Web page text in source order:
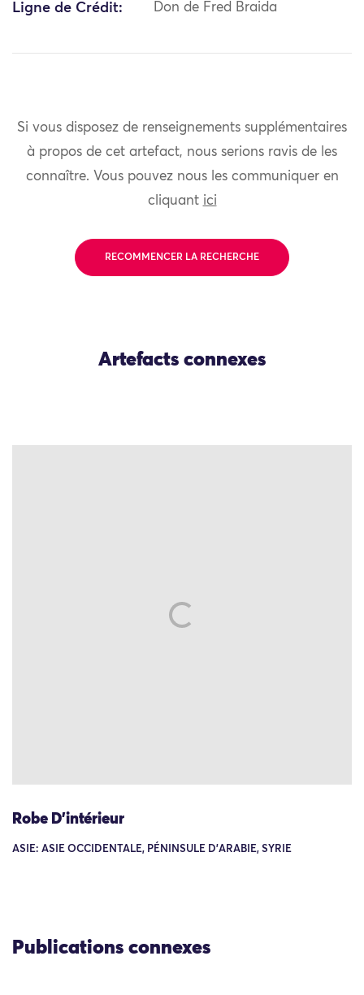
Ligne de Crédit: Don de Fred Braida
Si vous disposez de renseignements supplémentaires
à propos de cet artefact, nous serions ravis de les
connaître. Vous pouvez nous les communiquer en
cliquant ici
RECOMMENCER LA RECHERCHE
Artefacts connexes
Robe D’intérieur
ASIE: ASIE OCCIDENTALE, PÉNINSULE D'ARABIE, SYRIE
Publications connexes